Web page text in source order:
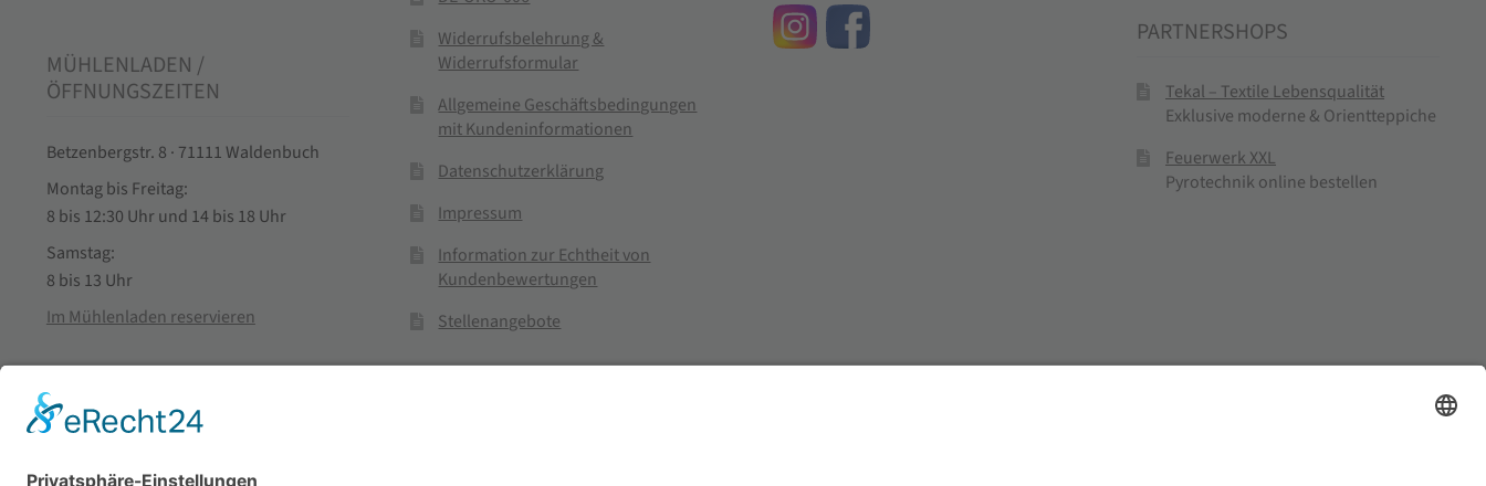
MÜHLENLADEN /
ÖFFNUNGSZEITEN
Betzenbergstr. 8 · 71111 Waldenbuch
Montag bis Freitag:
8 bis 12:30 Uhr und 14 bis 18 Uhr
Samstag:
8 bis 13 Uhr
Im Mühlenladen reservieren
Widerrufsbelehrung &
Widerrufsformular
Allgemeine Geschäftsbedingungen
mit Kundeninformationen
Datenschutzerklärung
Impressum
Information zur Echtheit von
Kundenbewertungen
Stellenangebote
PARTNERSHOPS
Tekal – Textile Lebensqualität
Exklusive moderne & Orientteppiche
Feuerwerk XXL
Pyrotechnik online bestellen